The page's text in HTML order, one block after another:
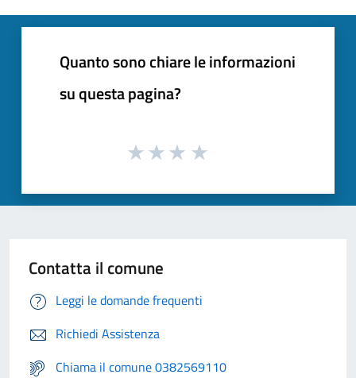
Quanto sono chiare le informazioni
su questa pagina?
Contatta il comune
Leggi le domande frequenti
Richiedi Assistenza
Chiama il comune 0382569110